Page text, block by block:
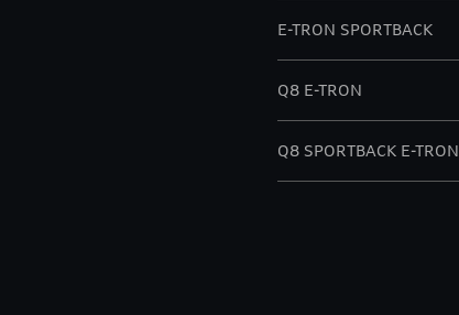
E-TRON SPORTBACK
Q8 E-TRON
Q8 SPORTBACK E-TRON